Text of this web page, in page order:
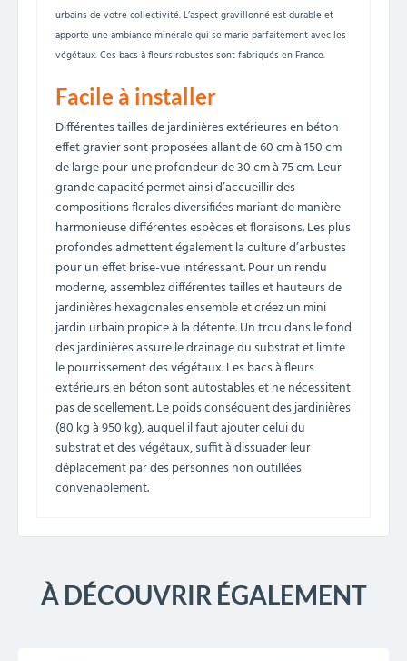
urbains de votre collectivité. L’aspect gravillonné est durable et
apporte une ambiance minérale qui se marie parfaitement avec les
végétaux. Ces bacs à fleurs robustes sont fabriqués en France.
Facile à installer
Différentes tailles de jardinières extérieures en béton
effet gravier sont proposées allant de 60 cm à 150 cm
de large pour une profondeur de 30 cm à 75 cm. Leur
grande capacité permet ainsi d’accueillir des
compositions florales diversifiées mariant de manière
harmonieuse différentes espèces et floraisons. Les plus
profondes admettent également la culture d’arbustes
pour un effet brise-vue intéressant. Pour un rendu
moderne, assemblez différentes tailles et hauteurs de
jardinières hexagonales ensemble et créez un mini
jardin urbain propice à la détente. Un trou dans le fond
des jardinières assure le drainage du substrat et limite
le pourrissement des végétaux. Les bacs à fleurs
extérieurs en béton sont autostables et ne nécessitent
pas de scellement. Le poids conséquent des jardinières
(80 kg à 950 kg), auquel il faut ajouter celui du
substrat et des végétaux, suffit à dissuader leur
déplacement par des personnes non outillées
convenablement.
À DÉCOUVRIR ÉGALEMENT